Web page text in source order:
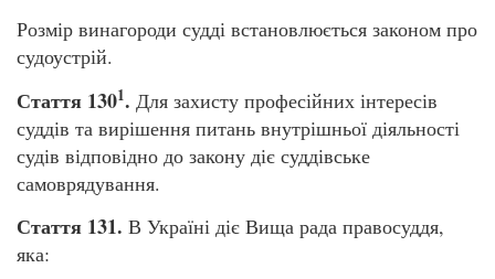
Розмір винагороди судді встановлюється законом про
судоустрій.
Стаття 1301. Для захисту професійних інтересів
суддів та вирішення питань внутрішньої діяльності
судів відповідно до закону діє суддівське
самоврядування.
Стаття 131. В Україні діє Вища рада правосуддя,
яка: